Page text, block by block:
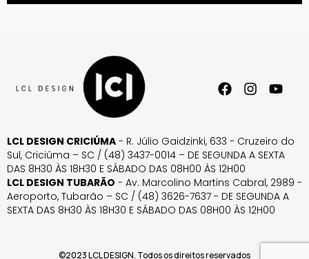
LCL DESIGN CRICIÚMA - R. Júlio Gaidzinki, 633 - Cruzeiro do
Sul, Criciúma – SC / (48) 3437-0014 – DE SEGUNDA A SEXTA
DAS 8H30 ÀS 18H30 E SÁBADO DAS 08H00 ÀS 12H00
LCL DESIGN TUBARÃO - Av. Marcolino Martins Cabral, 2989 -
Aeroporto, Tubarão – SC / (48) 3626-7637 - DE SEGUNDA A
SEXTA DAS 8H30 ÀS 18H30 E SÁBADO DAS 08H00 ÀS 12H00
©2023 LCL DESIGN. Todos os direitos reservados